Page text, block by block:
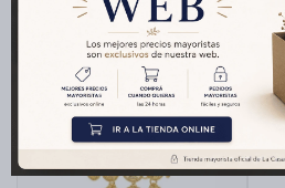
Productos que te